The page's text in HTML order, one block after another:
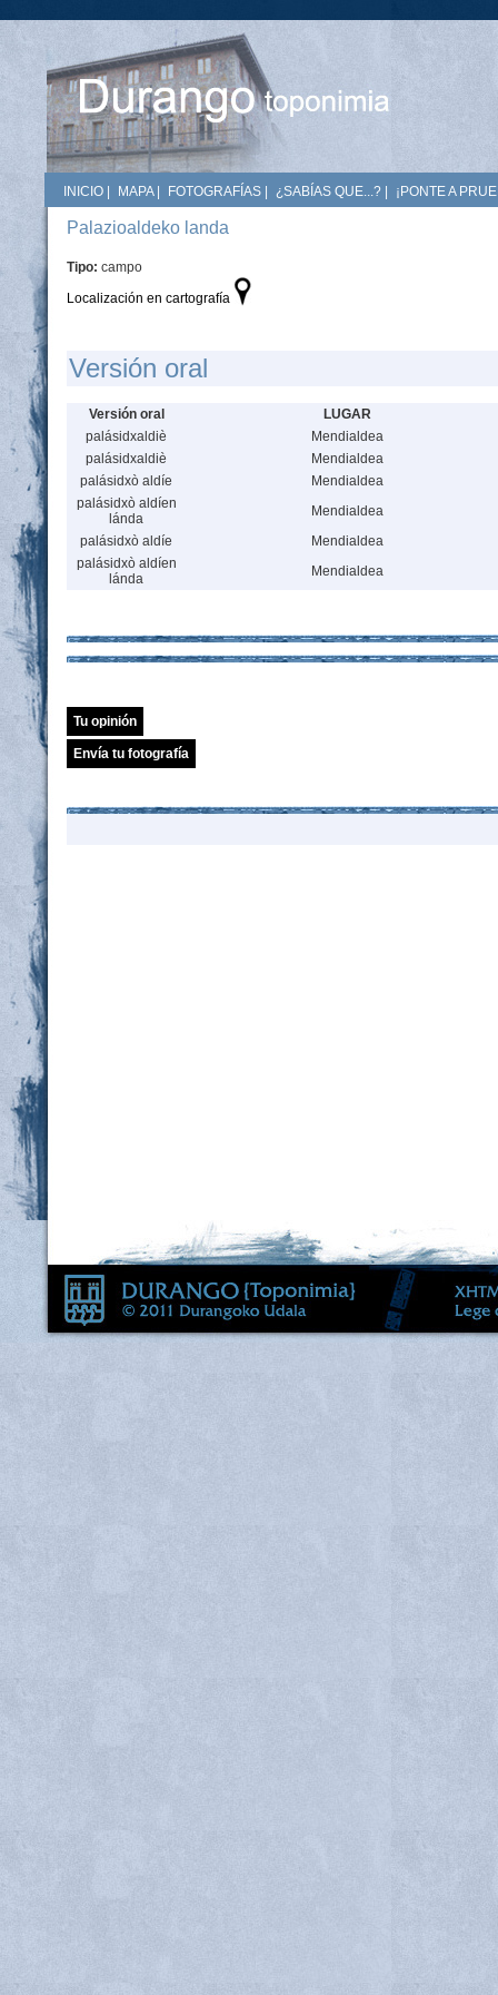
INICIO MAPA| FOTOGRAFÍAS ¿SABÍAS QUE...? ¡PONTE A
Palazioaldeko landa
Tipo: campo
Localización en cartografía
Versión oral
Versión oral
LUGAR
palásidxaldiè
Mendialdea
palásidxaldiè
Mendialdea
palásidxò aldíe
Mendialdea
palásidxò aldíen
lánda
Mendialdea
palásidxò aldíe
Mendialdea
palásidxò aldíen
lánda
Mendialdea
Tu opinión
Envía tu fotografía